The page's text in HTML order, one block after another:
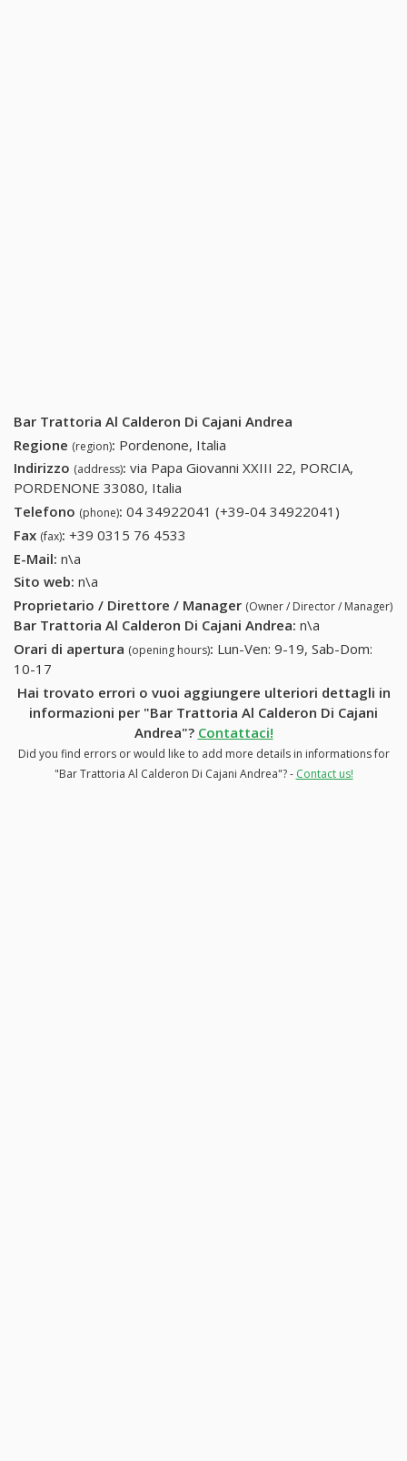
Bar Trattoria Al Calderon Di Cajani Andrea
Regione (region): Pordenone, Italia
Indirizzo (address): via Papa Giovanni XXIII 22, PORCIA,
PORDENONE 33080, Italia
Telefono (phone): 04 34922041 (+39-04 34922041)
Fax (fax): +39 0315 76 4533
E-Mail: n\a
Sito web: n\a
Proprietario / Direttore / Manager (Owner / Director / Manager)
Bar Trattoria Al Calderon Di Cajani Andrea: n\a
Orari di apertura (opening hours): Lun-Ven: 9-19, Sab-Dom:
10-17
Hai trovato errori o vuoi aggiungere ulteriori dettagli in
informazioni per "Bar Trattoria Al Calderon Di Cajani
Andrea"? Contattaci!
Did you find errors or would like to add more details in informations for
"Bar Trattoria Al Calderon Di Cajani Andrea"? - Contact us!